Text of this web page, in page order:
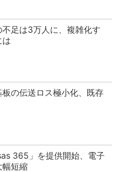
足は3万人に、複雑化す
は
の伝送ロス極小化、既存
365」を提供開始、電子
幅短縮